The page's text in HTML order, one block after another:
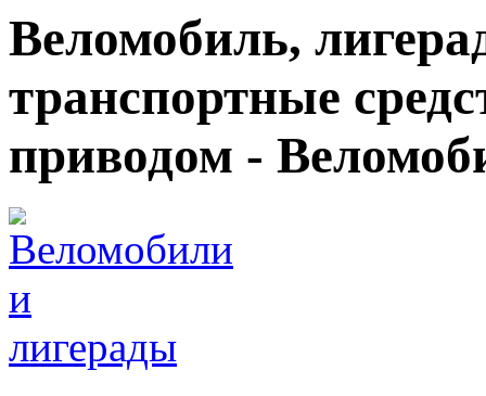
Веломобиль,
транспортные
приводом -